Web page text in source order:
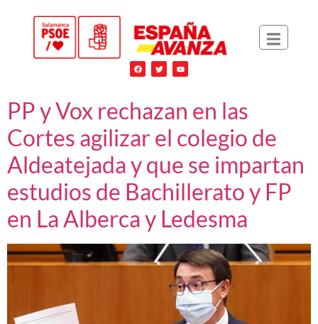
PP y Vox rechazan en las
Cortes agilizar el colegio de
Aldeatejada y que se impartan
estudios de Bachillerato y FP
en La Alberca y Ledesma